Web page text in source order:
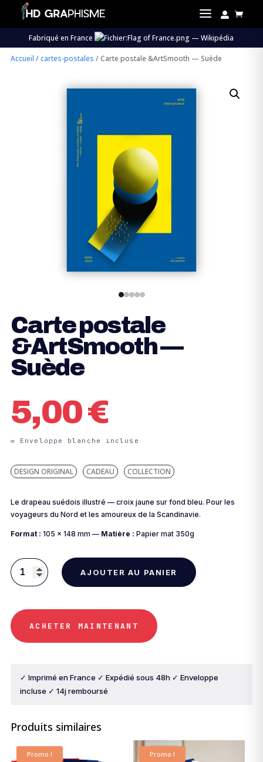
a  
Fabriqué en France
Accueil /cartes-postales / Carte postale &ArtSmooth — Suède
Carte postale
&ArtSmooth —
Suède
5,00€
DESIGN ORIGINAL CADEAU COLLECTION
Le drapeau suédois illustré — croix jaune sur fond bleu. Pour les
voyageurs du Nord et les amoureux de la Scandinavie.
Format : 105 × 148 mm — Matière : Papier mat 350g
quantité
postale
&ArtSmooth
—
AJOUTER AU PANIER
ACHETER MAINTENANT
✓ Imprimé en France ✓ Expédié sous 48h ✓ Enveloppe
incluse ✓ 14j remboursé
Produits similaires
Promo ! Promo !